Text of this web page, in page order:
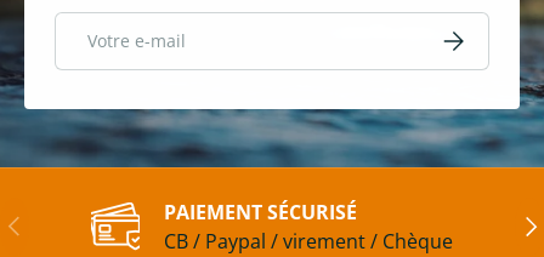
S’inscrire
Précédent
PAIEMENT SÉCURISÉ
CB / Paypal / virement / Chèque